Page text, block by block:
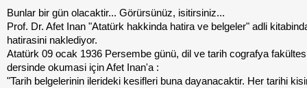
Bunlar bir gün olacaktir... Görürsünüz, isitirsiniz...
Prof. Dr. Afet Inan "Atatürk hakkinda hatira ve belgeler" adli
hatirasini naklediyor.
Atatürk 09 ocak 1936 Persembe günü, dil ve tarih cografya
dersinde okumasi için Afet Inan'a :
"Tarih belgelerinin ilerideki kesifleri buna dayanacaktir. Her tarihi